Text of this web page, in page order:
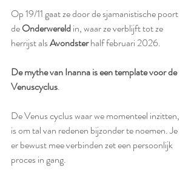
Op 19/11 gaat ze door de sjamanistische poort
de Onderwereld in, waar ze verblijft tot ze
herrijst als Avondster half februari 2026.
Demythe van Inanna is een template voor de
Venuscyclus.
De Venus cyclus waar we momenteel inzitten,
is om tal van redenen bijzonder te noemen. Je
er bewust mee verbinden zet een persoonlijk
proces in gang.